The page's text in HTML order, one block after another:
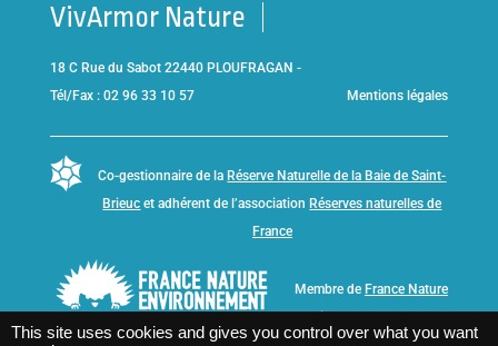
VivArmor Nature
18 C Rue du Sabot 22440 PLOUFRAGAN -
Tél/Fax : 02 96 33 10 57
Mentions légales
Co-gestionnaire de la Réserve Naturelle de la Baie de Saint-
Brieuc et adhérent de l’association Réserves naturelles de
France
Membre de France Nature
This site uses cookies and gives you control over what you want